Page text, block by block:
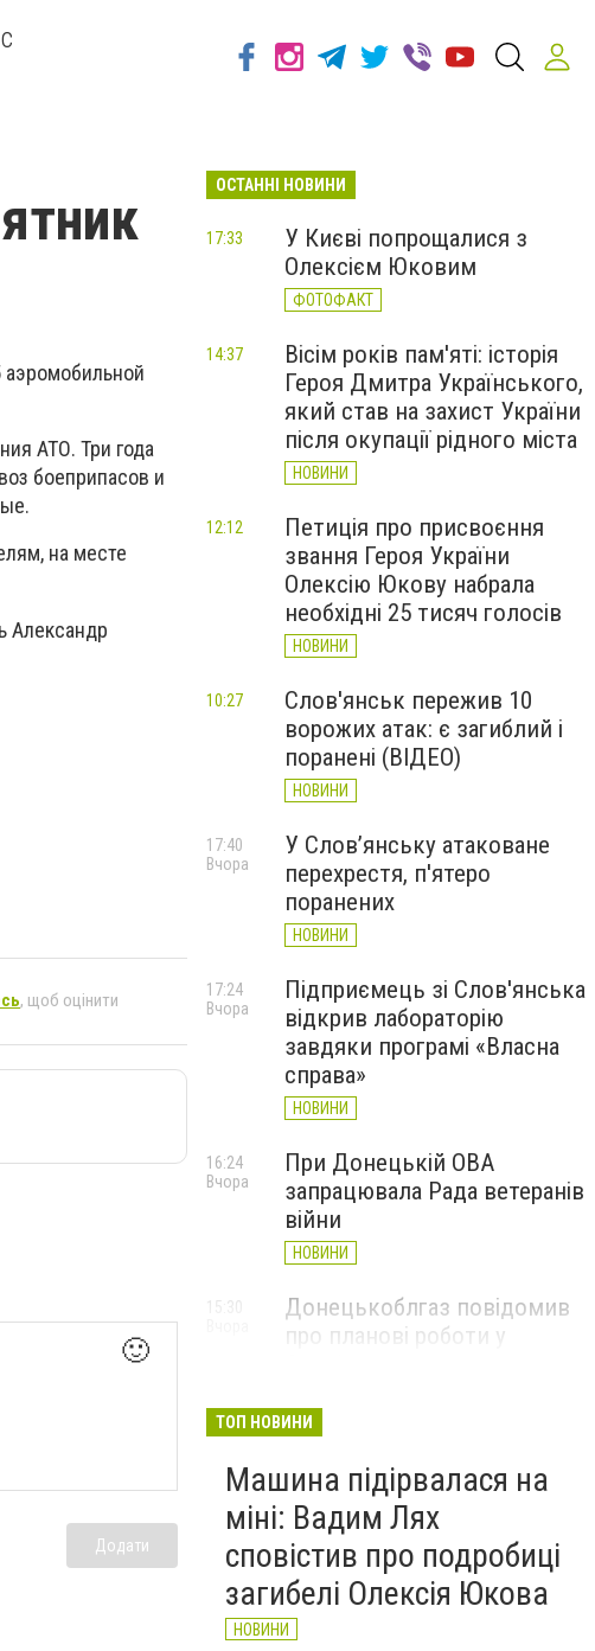
АТО. Три года
боеприпасов и
на месте
Александр
, щоб оцінити
🙂
Додати
ОСТАННІ НОВИНИ
У Києві попрощалися з
Олексієм Юковим
ФОТОФАКТ
17:33
Вісім років пам'яті: історія
Героя Дмитра Українського,
який став на захист України
після окупації рідного міста
НОВИНИ
14:37
Петиція про присвоєння
звання Героя України
Олексію Юкову набрала
необхідні 25 тисяч голосів
НОВИНИ
12:12
Слов'янськ пережив 10
ворожих атак: є загиблий і
поранені (ВІДЕО)
НОВИНИ
10:27
У Слов’янську атаковане
перехрестя, п'ятеро
поранених
НОВИНИ
17:40
Вчора
Підприємець зі Слов'янська
відкрив лабораторію
завдяки програмі «Власна
справа»
НОВИНИ
17:24
Вчора
При Донецькій ОВА
запрацювала Рада ветеранів
війни
НОВИНИ
16:24
Вчора
Донецькоблгаз повідомив
про планові роботи у
НОВИНИ
15:30
ТОП НОВИНИ
Машина підірвалася на
міні: Вадим Лях
сповістив про подробиці
загибелі Олексія Юкова
НОВИНИ